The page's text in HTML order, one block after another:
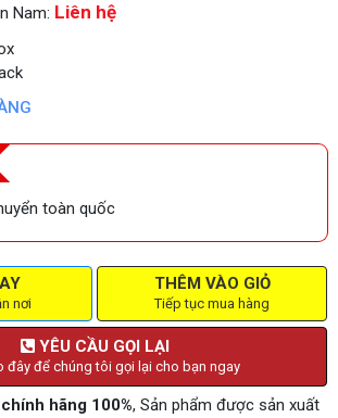
Nam: Liên hệ
toàn quốc
nơi
THÊM VÀO GIỎ
Tiếp tục mua hàng
YÊU CẦU GỌI LẠI
đây để chúng tôi gọi lại cho bạn ngay
chính hãng 100%, Sản phẩm được sản xuất